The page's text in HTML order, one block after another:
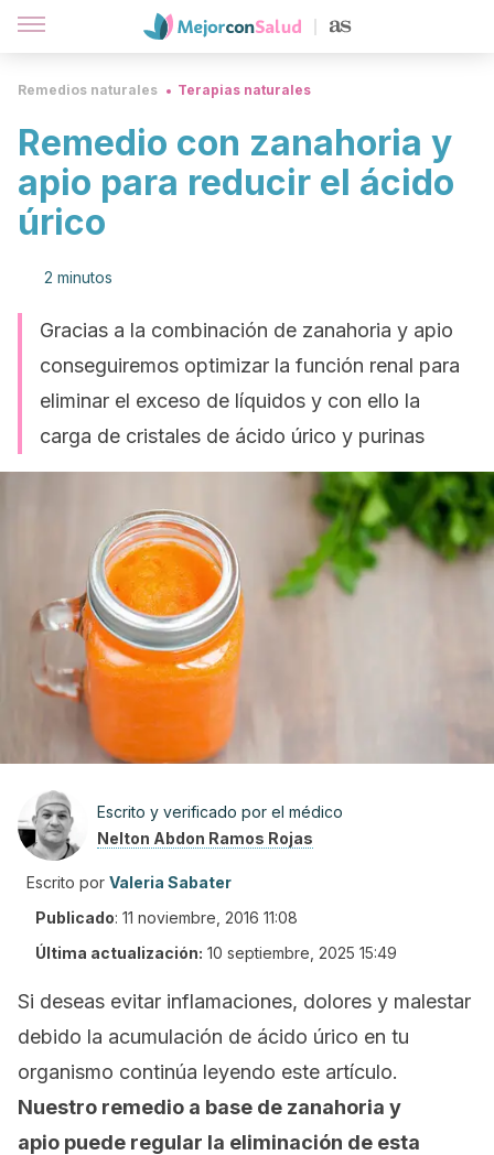
Remedios naturales Terapias naturales
Remedio con zanahoria y
apio para reducir el ácido
úrico
2 minutos
Gracias a la combinación de zanahoria y apio
conseguiremos optimizar la función renal para
eliminar el exceso de líquidos y con ello la
carga de cristales de ácido úrico y purinas
Escrito y verificado por el médico
Nelton Abdon Ramos Rojas
Escrito por Valeria Sabater
Publicado: 11 noviembre, 2016 11:08
Última actualización: 10 septiembre, 2025 15:49
Si deseas evitar inflamaciones, dolores y malestar
debido la acumulación de ácido úrico en tu
organismo continúa leyendo este artículo.
Nuestro remedio a base de zanahoria y
apio puede regular la eliminación de esta